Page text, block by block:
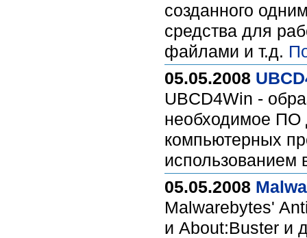
созданного
средства для
файлами и т.д.
05.05.2008
UBCD4Win -
необходимое ПО
компьютерных
использованием
05.05.2008
Malwarebytes'
и About:Buster и